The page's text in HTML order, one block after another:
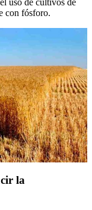
con fósforo.
la